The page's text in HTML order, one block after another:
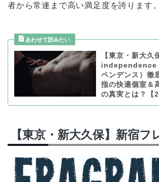
者から常連まで高い満足度を誇ります。
【東京・新大久
independence
ペンデンス）徹
指の快適個室＆
の真実とは？【
【東京・新大久保】新宿フ